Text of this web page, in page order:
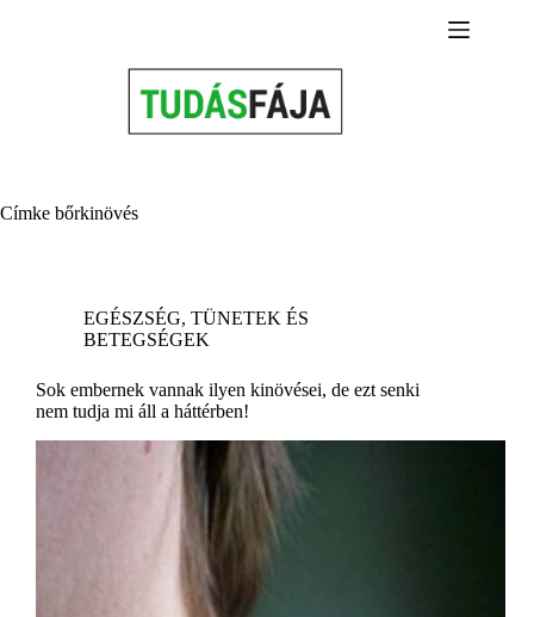
Címke bőrkinövés
EGÉSZSÉG, TÜNETEK ÉS
BETEGSÉGEK
Sok embernek vannak ilyen kinövései, de ezt senki
nem tudja mi áll a háttérben!